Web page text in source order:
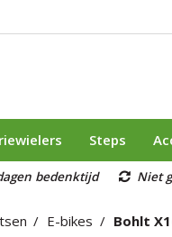
Steps
bedenktijd Niet
E-bikes Bohlt